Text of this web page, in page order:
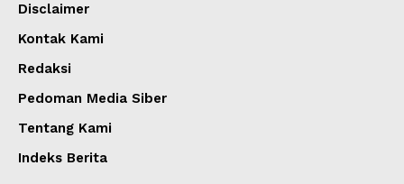
Disclaimer
Kontak Kami
Redaksi
Pedoman Media Siber
Tentang Kami
Indeks Berita